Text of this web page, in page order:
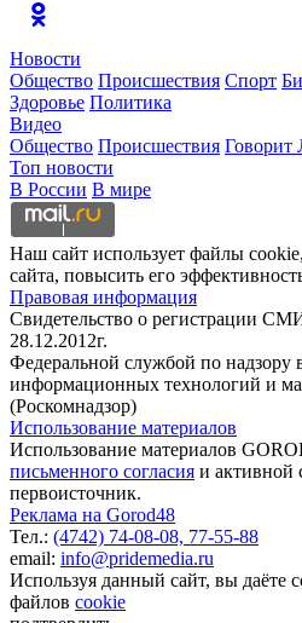
Новости
Общество Происшествия Спорт
Здоровье Политика
Видео
Общество Происшествия Говорит
Топ новости
В России В мире
Наш сайт использует файлы
сайта, повысить его
Правовая информация
Свидетельство о регистрации
28.12.2012г.
Федеральной службой по надзору
информационных технологий и
(Роскомнадзор)
Использование материалов
Использование материалов
письменного согласия и активной
первоисточник.
Реклама на Gorod48
Тел.: (4742) 74-08-08, 77-55-88
email: info@pridemedia.ru
Используя данный сайт, вы даёте
файлов cookie